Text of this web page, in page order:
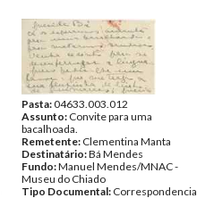
Pasta:04633.003.012
Assunto: Convite para uma
bacalhoada.
Remetente: Clementina Manta
Destinatário:Bá Mendes
Fundo:Manuel Mendes/MNAC -
Museu do Chiado
Tipo Documental: Correspondencia